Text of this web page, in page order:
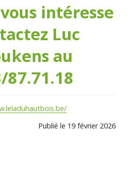
intéresse
Luc
au
87.71.18
Publié le 19 février 2026